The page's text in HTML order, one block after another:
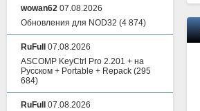
wowan62 07.08.2026
Обновления для NOD32 (4 874)
RuFull
07.08.2026
ASCOMP KeyCtrl Pro 2.201 + на
Русском + Portable + Repack (295
684)
RuFull
07.08.2026